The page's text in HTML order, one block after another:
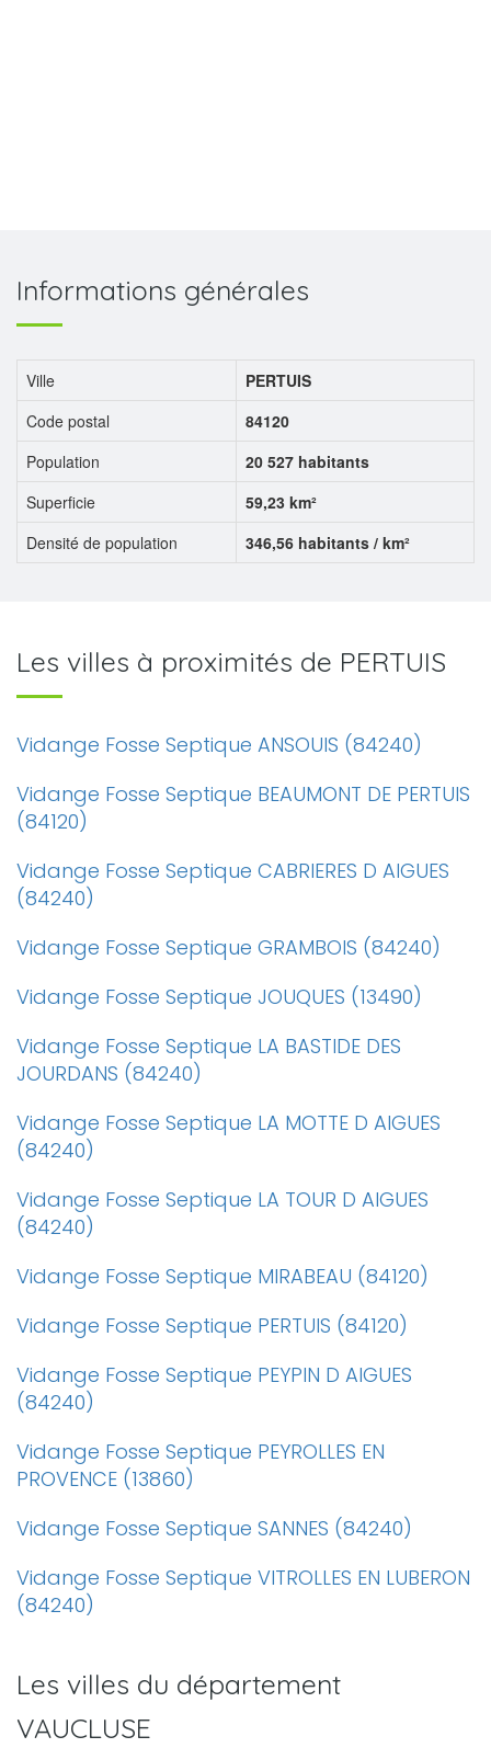
Informations générales
Ville
PERTUIS
Code postal
84120
Population
20 527 habitants
Superficie
59,23 km²
Densité de population
346,56 habitants / km²
Les villes à proximités de PERTUIS
Vidange Fosse Septique ANSOUIS (84240)
Vidange Fosse Septique BEAUMONT DE PERTUIS
(84120)
Vidange Fosse Septique CABRIERES D AIGUES
(84240)
Vidange Fosse Septique GRAMBOIS (84240)
Vidange Fosse Septique JOUQUES (13490)
Vidange Fosse Septique LA BASTIDE DES
JOURDANS (84240)
Vidange Fosse Septique LA MOTTE D AIGUES
(84240)
Vidange Fosse Septique LA TOUR D AIGUES
(84240)
Vidange Fosse Septique MIRABEAU (84120)
Vidange Fosse Septique PERTUIS (84120)
Vidange Fosse Septique PEYPIN D AIGUES
(84240)
Vidange Fosse Septique PEYROLLES EN
PROVENCE (13860)
Vidange Fosse Septique SANNES (84240)
Vidange Fosse Septique VITROLLES EN LUBERON
(84240)
Les villes du département
VAUCLUSE